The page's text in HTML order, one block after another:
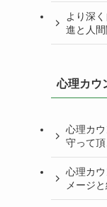
より深
進と人
心理カウ
心理カ
守って
心理カ
メージ